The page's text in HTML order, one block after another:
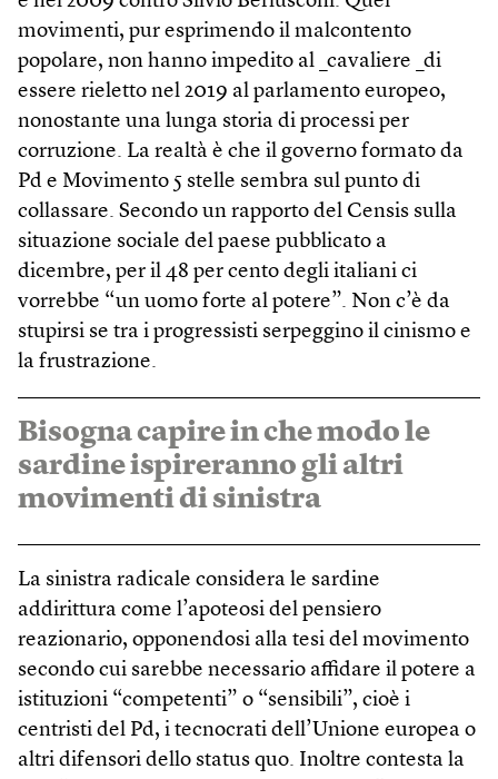
movimenti, pur esprimendo il malcontento
popolare, non hanno impedito al _cavaliere _di
essere rieletto nel 2019 al parlamento europeo,
nonostante una lunga storia di processi per
corruzione. La realtà è che il governo formato da
Pd e Movimento 5 stelle sembra sul punto di
collassare. Secondo un rapporto del Censis sulla
situazione sociale del paese pubblicato a
dicembre, per il 48 per cento degli italiani ci
vorrebbe “un uomo forte al potere”. Non c’è da
stupirsi se tra i progressisti serpeggino il cinismo e
la frustrazione.
Bisogna capire in che modo le
sardine ispireranno gli altri
movimenti di sinistra
La sinistra radicale considera le sardine
addirittura come l’apoteosi del pensiero
reazionario, opponendosi alla tesi del movimento
secondo cui sarebbe necessario affidare il potere a
istituzioni “competenti” o “sensibili”, cioè i
centristi del Pd, i tecnocrati dell’Unione europea o
altri difensori dello status quo. Inoltre contesta la